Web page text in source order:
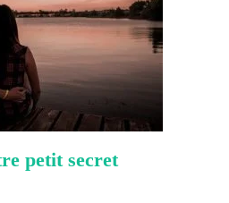
petit secret